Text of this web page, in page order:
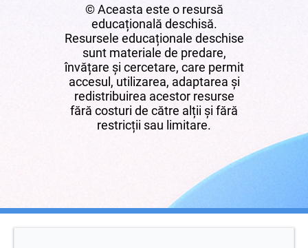
© Aceasta este o resursă
educațională deschisă.
Resursele educaționale deschise
sunt materiale de predare,
învățare și cercetare, care permit
accesul, utilizarea, adaptarea și
redistribuirea acestor resurse
fără costuri de către alții și fără
restricții sau limitare.